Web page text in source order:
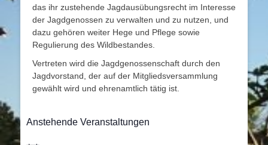
das ihr zustehende Jagdausübungsrecht im Interesse
der Jagdgenossen zu verwalten und zu nutzen, und
dazu gehören weiter Hege und Pflege sowie
Regulierung des Wildbestandes.
Vertreten wird die Jagdgenossenschaft durch den
Jagdvorstand, der auf der Mitgliedsversammlung
gewählt wird und ehrenamtlich tätig ist.
Anstehende Veranstaltungen